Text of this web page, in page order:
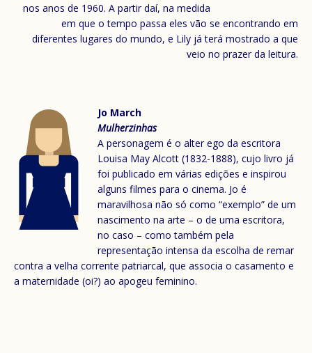
nos anos de 1960. A partir daí, na medida
em que o tempo passa eles vão se encontrando em
diferentes lugares do mundo, e Lily já terá mostrado a que
veio no prazer da leitura.
Jo March
Mulherzinhas
A personagem é o alter ego da escritora
Louisa May Alcott (1832-1888), cujo livro já
foi publicado em várias edições e inspirou
alguns filmes para o cinema. Jo é
maravilhosa não só como “exemplo” de um
nascimento na arte – o de uma escritora,
no caso – como também pela
representação intensa da escolha de remar
contra a velha corrente patriarcal, que associa o casamento e
a maternidade (oi?) ao apogeu feminino.